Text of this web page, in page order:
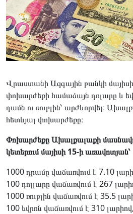
Վրաստանի Ազգային բանկի
փոխարժեքի համաձայն դոլարը և
դամն ու ռուբլին՝ արժևորվել։
հետևյալ փոխարժեքը։
Փոխարժեքը Ախալքալաքի
կետերում մայիսի 15-ի առավոտյան՝
1000 դրամը վաճառվում է 7.10
100 դոլլարը վաճառվում է 267
1000 ռուբլին վաճառվում է 35.5
100 եվրոն վաճառվում է 310